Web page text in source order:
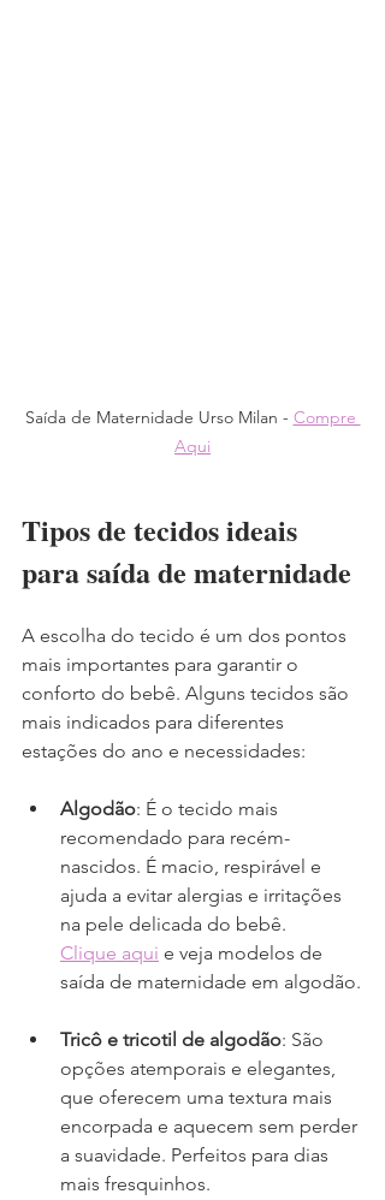
Saída de Maternidade Urso Milan - Compre
Aqui
Tipos de tecidos ideais
para saída de maternidade
A escolha do tecido é um dos pontos
mais importantes para garantir o
conforto do bebê. Alguns tecidos são
mais indicados para diferentes
estações do ano e necessidades:
Algodão: É o tecido mais
recomendado para recém-
nascidos. É macio, respirável e
ajuda a evitar alergias e irritações
na pele delicada do bebê.
Clique aqui e veja modelos de
saída de maternidade em algodão.
Tricô e tricotil de algodão: São
opções atemporais e elegantes,
que oferecem uma textura mais
encorpada e aquecem sem perder
a suavidade. Perfeitos para dias
mais fresquinhos.